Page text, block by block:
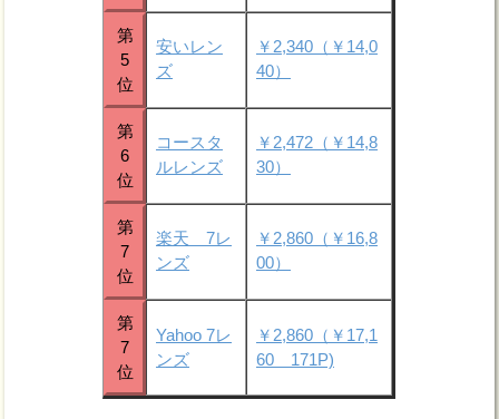
第
5
位
安いレン
ズ
￥2,340（￥14,0
40）
第
6
位
コースタ
ルレンズ
￥2,472（￥14,8
30）
第
7
位
楽天 7レ
ンズ
￥2,860（￥16,8
00）
第
7
位
Yahoo 7レ
ンズ
￥2,860（￥17,1
60 171P)